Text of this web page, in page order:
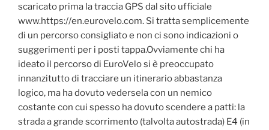
scaricato prima la traccia GPS dal sito ufficiale
www.https://en.eurovelo.com. Si tratta semplicemente
di un percorso consigliato e non ci sono indicazioni o
suggerimenti per i posti tappa.Ovviamente chi ha
ideato il percorso di EuroVelo si è preoccupato
innanzitutto di tracciare un itinerario abbastanza
logico, ma ha dovuto vedersela con un nemico
costante con cui spesso ha dovuto scendere a patti: la
strada a grande scorrimento (talvolta autostrada) E4 (in